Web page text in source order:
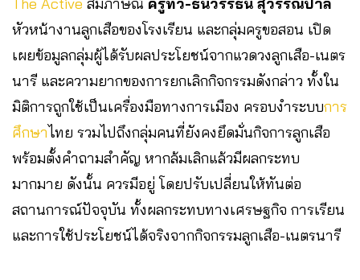
หัวหน้างานลูกเสือของโรงเรียน และกลุ่มครูขอสอน เปิด
เผยข้อมูลกลุ่มผู้ได้รับผลประโยชน์จากแวดวงลูกเสือ-เนตร
นารี และความยากของการยกเลิกกิจกรรมดังกล่าว ทั้งใน
มิติการถูกใช้เป็นเครื่องมือทางการเมือง ครอบงำระบบการ
ศึกษาไทย รวมไปถึงกลุ่มคนที่ยังคงยึดมั่นกิจการลูกเสือ
พร้อมตั้งคำถามสำคัญ หากล้มเลิกแล้วมีผลกระทบ
มากมาย ดังนั้น ควรมีอยู่ โดยปรับเปลี่ยนให้ทันต่อ
สถานการณ์ปัจจุบัน ทั้งผลกระทบทางเศรษฐกิจ การเรียน
และการใช้ประโยชน์ได้จริงจากกิจกรรมลูกเสือ-เนตรนารี